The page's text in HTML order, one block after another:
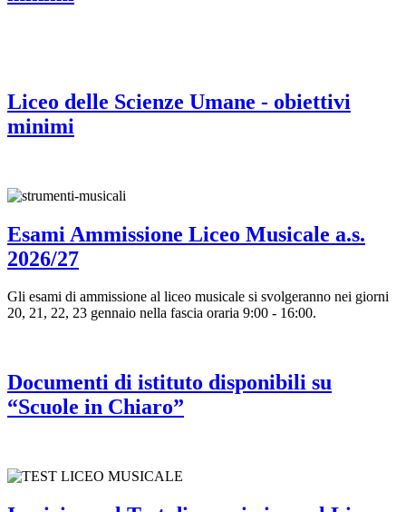
Liceo delle Scienze Umane - obiettivi
minimi
Esami Ammissione Liceo Musicale a.s.
2026/27
Gli esami di ammissione al liceo musicale si svolgeranno nei giorni
20, 21, 22, 23 gennaio nella fascia oraria 9:00 - 16:00.
Documenti di istituto disponibili su
“Scuole in Chiaro”